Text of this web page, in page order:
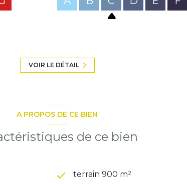
VOIR LE DÉTAIL
A PROPOS DE CE BIEN
de ce bien
terrain 900 m²